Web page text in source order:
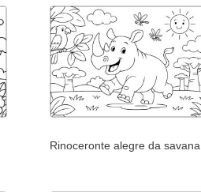
Rinoceronte alegre da savana